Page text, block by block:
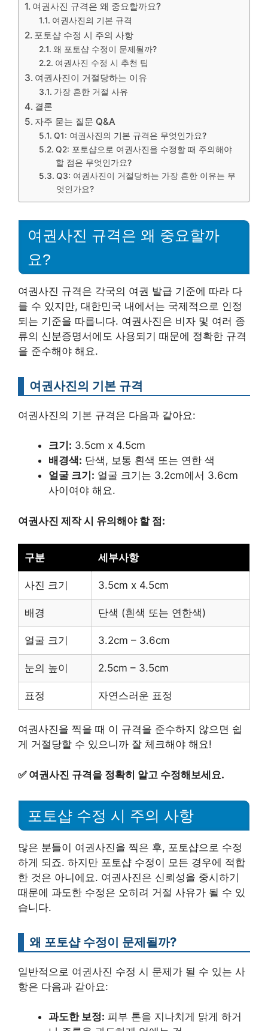
여권사진 규격은 왜 중요할까요?
여권사진의 기본 규격
포토샵 수정 시 주의 사항
왜 포토샵 수정이 문제될까?
여권사진 수정 시 추천 팁
여권사진이 거절당하는 이유
가장 흔한 거절 사유
결론
자주 묻는 질문 Q&A
Q1: 여권사진의 기본 규격은 무엇인가요?
Q2: 포토샵으로 여권사진을 수정할 때 주의해야
할 점은 무엇인가요?
Q3: 여권사진이 거절당하는 가장 흔한 이유는 무
엇인가요?
여권사진 규격은 왜 중요할까
요?
여권사진 규격은 각국의 여권 발급 기준에 따라 다
를 수 있지만, 대한민국 내에서는 국제적으로 인정
되는 기준을 따릅니다. 여권사진은 비자 및 여러 종
류의 신분증명서에도 사용되기 때문에 정확한 규격
을 준수해야 해요.
여권사진의 기본 규격
여권사진의 기본 규격은 다음과 같아요:
크기: 3.5cm x 4.5cm
배경색: 단색, 보통 흰색 또는 연한 색
얼굴 크기: 얼굴 크기는 3.2cm에서 3.6cm
사이여야 해요.
여권사진 제작 시 유의해야 할 점:
구분 세부사항
사진 크기 3.5cm x 4.5cm
배경 단색 (흰색 또는 연한색)
얼굴 크기 3.2cm – 3.6cm
눈의 높이 2.5cm – 3.5cm
표정 자연스러운 표정
여권사진을 찍을 때 이 규격을 준수하지 않으면 쉽
게 거절당할 수 있으니까 잘 체크해야 해요!
✅ 여권사진 규격을 정확히 알고 수정해보세요.
포토샵 수정 시 주의 사항
많은 분들이 여권사진을 찍은 후, 포토샵으로 수정
하게 되죠. 하지만 포토샵 수정이 모든 경우에 적합
한 것은 아니에요. 여권사진은 신뢰성을 중시하기
때문에 과도한 수정은 오히려 거절 사유가 될 수 있
습니다.
왜 포토샵 수정이 문제될까?
일반적으로 여권사진 수정 시 문제가 될 수 있는 사
항은 다음과 같아요:
과도한 보정: 피부 톤을 지나치게 맑게 하거